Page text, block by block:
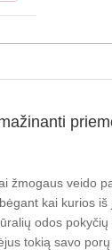
žmogaus veido
kai kurios iš
odos pokyčių
tokią savo porų